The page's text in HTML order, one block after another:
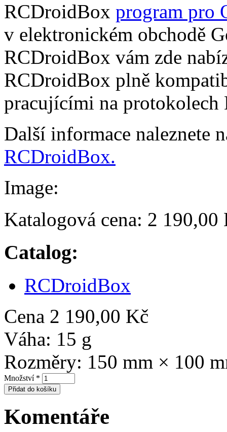
RCDroidBox program pro
v elektronickém obchodě
RCDroidBox vám zde
RCDroidBox plně
pracujícími na
Další informace naleznete
RCDroidBox.
Image:
Katalogová cena: 2 190,00
Catalog:
RCDroidBox
Cena 2 190,00 Kč
Váha: 15 g
Rozměry: 150 mm × 100
Množství *
Komentáře